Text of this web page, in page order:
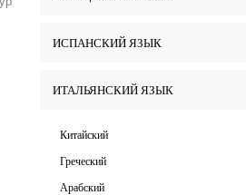
ИСПАНСКИЙ ЯЗЫК
ИТАЛЬЯНСКИЙ ЯЗЫК
Китайский
Греческий
Арабский